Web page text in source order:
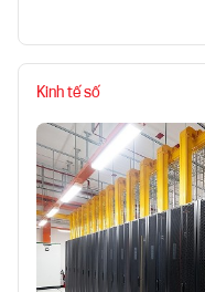
Kinh tế số